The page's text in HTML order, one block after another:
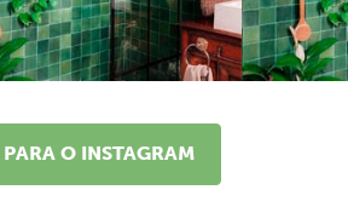
PARA O INSTAGRAM